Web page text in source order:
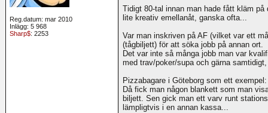
Reg.datum: mar 2010
Inlägg: 5 968
Sharp$: 2253
Tidigt 80-tal innan man hade fått kläm
lite kreativ emellanåt, ganska ofta...
Var man inskriven på AF (vilket var ett
(tågbiljett) för att söka jobb på annan ort.
Det var inte så många jobb man var
med trav/poker/supa och gärna
Pizzabagare i Göteborg som ett exempel:
Då fick man någon blankett som man
biljett. Sen gick man ett varv runt
lämpligtvis i en annan kassa...